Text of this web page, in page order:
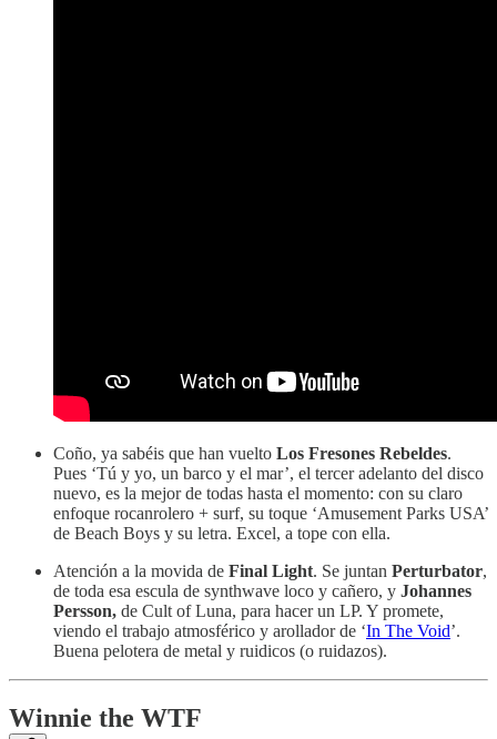
Coño, ya sabéis que han vuelto Los Fresones Rebeldes.
Pues ‘Tú y yo, un barco y el mar’, el tercer adelanto del disco
nuevo, es la mejor de todas hasta el momento: con su claro
enfoque rocanrolero + surf, su toque ‘Amusement Parks USA’
de Beach Boys y su letra. Excel, a tope con ella.
Atención a la movida de Final Light. Se juntan Perturbator,
de toda esa escula de synthwave loco y cañero, y Johannes
Persson, de Cult of Luna, para hacer un LP. Y promete,
viendo el trabajo atmosférico y arollador de ‘In The Void’.
Buena pelotera de metal y ruidicos (o ruidazos).
Winnie the WTF